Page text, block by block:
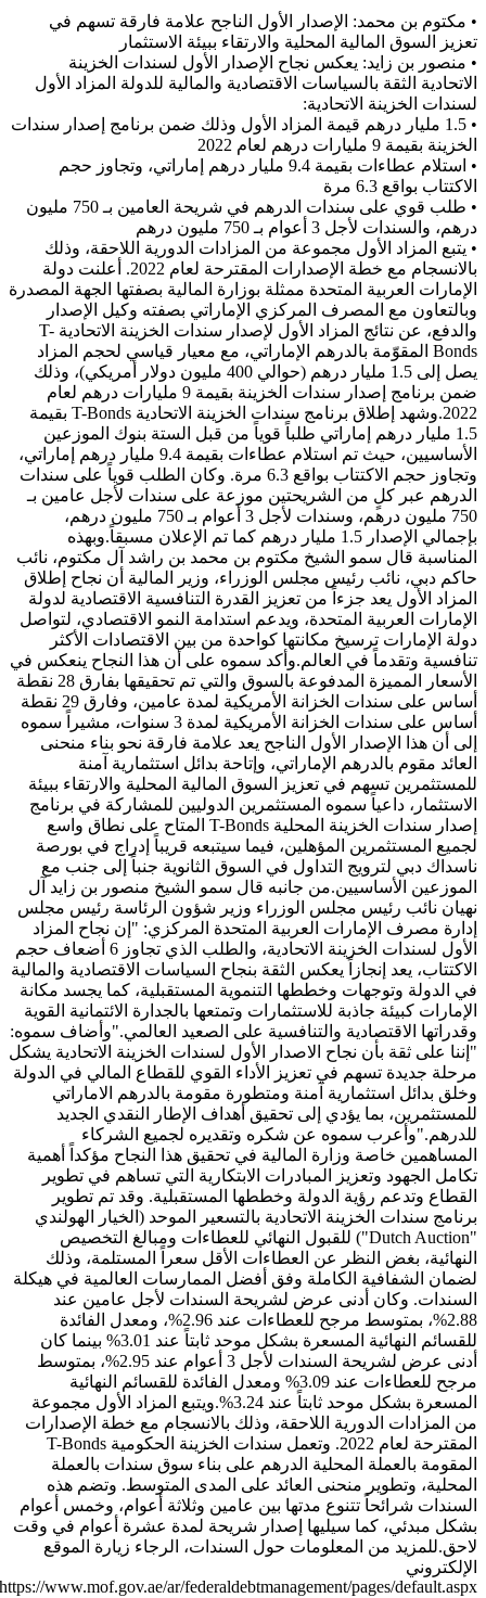
• مكتوم بن محمد: الإصدار الأول الناجح علامة فارقة تسهم في
تعزيز السوق المالية المحلية والارتقاء ببيئة الاستثمار
• منصور بن زايد: يعكس نجاح الإصدار الأول لسندات الخزينة
الاتحادية الثقة بالسياسات الاقتصادية والمالية للدولة ​المزاد الأول
لسندات الخزينة الاتحادية:
• 1.5 مليار درهم قيمة المزاد الأول وذلك ضمن برنامج إصدار سندات
الخزينة بقيمة 9 مليارات درهم لعام 2022
• استلام عطاءات بقيمة 9.4 مليار درهم إماراتي، وتجاوز حجم
الاكتتاب بواقع 6.3 مرة
• طلب قوي على سندات الدرهم في شريحة العامين بـ 750 مليون
درهم، والسندات لأجل 3 أعوام بـ 750 مليون درهم
• يتبع المزاد الأول مجموعة من المزادات الدورية اللاحقة، وذلك
بالانسجام مع خطة الإصدارات المقترحة لعام 2022. أعلنت دولة
الإمارات العربية المتحدة ممثلة بوزارة المالية بصفتها الجهة المصدرة
وبالتعاون مع المصرف المركزي الإماراتي بصفته وكيل الإصدار
والدفع، عن نتائج المزاد الأول لإصدار سندات الخزينة الاتحادية T-
Bonds المقوّمة بالدرهم الإماراتي، مع معيار قياسي لحجم المزاد
يصل إلى 1.5 مليار درهم (حوالي 400 مليون دولار أمريكي)، وذلك
ضمن برنامج إصدار سندات الخزينة بقيمة 9 مليارات درهم لعام
2022.وشهد إطلاق برنامج سندات الخزينة الاتحادية T-Bonds بقيمة
1.5 مليار درهم إماراتي طلباً قوياً من قبل الستة بنوك الموزعين
الأساسيين، حيث تم استلام عطاءات بقيمة 9.4 مليار درهم إماراتي،
وتجاوز حجم الاكتتاب بواقع 6.3 مرة. وكان الطلب قوياً على سندات
الدرهم عبر كلٍ من الشريحتين موزعة على سندات لأجل عامين بـ
750 مليون درهم، وسندات لأجل 3 أعوام بـ 750 مليون درهم،
بإجمالي الإصدار 1.5 مليار درهم كما تم الإعلان مسبقاً.وبهذه
المناسبة قال سمو الشيخ مكتوم بن محمد بن راشد آل مكتوم، نائب
حاكم دبي، نائب رئيس مجلس الوزراء، وزير المالية أن نجاح إطلاق
المزاد الأول يعد جزءاً من تعزيز القدرة التنافسية الاقتصادية لدولة
الإمارات العربية المتحدة، ويدعم استدامة النمو الاقتصادي، لتواصل
دولة الإمارات ترسيخ مكانتها كواحدة من بين الاقتصادات الأكثر
تنافسية وتقدماً في العالم.وأكد سموه على أن هذا النجاح ينعكس في
الأسعار المميزة المدفوعة بالسوق والتي تم تحقيقها بفارق 28 نقطة
أساس على سندات الخزانة الأمريكية لمدة عامين، وفارق 29 نقطة
أساس على سندات الخزانة الأمريكية لمدة 3 سنوات، مشيراً سموه
إلى أن هذا الإصدار الأول الناجح يعد علامة فارقة نحو بناء منحنى
العائد مقوم بالدرهم الإماراتي، وإتاحة بدائل استثمارية آمنة
للمستثمرين تسهم في تعزيز السوق المالية المحلية والارتقاء ببيئة
الاستثمار، داعياً سموه المستثمرين الدوليين للمشاركة في برنامج
إصدار سندات الخزينة المحلية T-Bonds المتاح على نطاق واسع
لجميع المستثمرين المؤهلين، فيما سيتبعه قريباً إدراج في بورصة
ناسداك دبي لترويج التداول في السوق الثانوية جنباً إلى جنب مع
الموزعين الأساسيين.من جانبه قال سمو الشيخ منصور بن زايد آل
نهيان نائب رئيس مجلس الوزراء وزير شؤون الرئاسة رئيس مجلس
إدارة مصرف الإمارات العربية المتحدة المركزي: "إن نجاح المزاد
الأول لسندات الخزينة الاتحادية، والطلب الذي تجاوز 6 أضعاف حجم
الاكتتاب، يعد إنجازاً يعكس الثقة بنجاح السياسات الاقتصادية والمالية
في الدولة وتوجهات وخططها التنموية المستقبلية، كما يجسد مكانة
الإمارات كبيئة جاذبة للاستثمارات وتمتعها بالجدارة الائتمانية القوية
وقدراتها الاقتصادية والتنافسية على الصعيد العالمي."وأضاف سموه:
"إننا على ثقة بأن نجاح الاصدار الأول لسندات الخزينة الاتحادية يشكل
مرحلة جديدة تسهم في تعزيز الأداء القوي للقطاع المالي في الدولة
وخلق بدائل استثمارية آمنة ومتطورة مقومة بالدرهم الاماراتي
للمستثمرين، بما يؤدي إلى تحقيق أهداف الإطار النقدي الجديد
للدرهم."وأعرب سموه عن شكره وتقديره لجميع الشركاء
المساهمين خاصة وزارة المالية في تحقيق هذا النجاح مؤكداً أهمية
تكامل الجهود وتعزيز المبادرات الابتكارية التي تساهم في تطوير
القطاع وتدعم رؤية الدولة وخططها المستقبلية. وقد تم تطوير
برنامج سندات الخزينة الاتحادية بالتسعير الموحد (الخيار الهولندي
"Dutch Auction") للقبول النهائي للعطاءات ومبالغ التخصيص
النهائية، بغض النظر عن العطاءات الأقل سعراً المستلمة، وذلك
لضمان الشفافية الكاملة وفق أفضل الممارسات العالمية في هيكلة
السندات. وكان أدنى عرض لشريحة السندات لأجل عامين عند
2.88%، بمتوسط مرجح للعطاءات عند 2.96%، ومعدل الفائدة
للقسائم النهائية المسعرة بشكل موحد ثابتاً عند 3.01% بينما كان
أدنى عرض لشريحة السندات لأجل 3 أعوام عند 2.95%، بمتوسط
مرجح للعطاءات عند 3.09% ومعدل الفائدة للقسائم النهائية
المسعرة بشكل موحد ثابتاً عند 3.24%.ويتبع المزاد الأول مجموعة
من المزادات الدورية اللاحقة، وذلك بالانسجام مع خطة الإصدارات
المقترحة لعام 2022. وتعمل سندات الخزينة الحكومية T-Bonds
المقومة بالعملة المحلية الدرهم على بناء سوق سندات بالعملة
المحلية، وتطوير منحنى العائد على المدى المتوسط. وتضم هذه
السندات شرائحاً تتنوع مدتها بين عامين وثلاثة أعوام، وخمس أعوام
بشكل مبدئي، كما سيليها إصدار شريحة لمدة عشرة أعوام في وقت
لاحق.للمزيد من المعلومات حول السندات، الرجاء زيارة الموقع
الإلكتروني
https://www.mof.gov.ae/ar/federaldebtmanagement/pages/default.aspx